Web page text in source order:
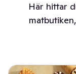
Här hittar